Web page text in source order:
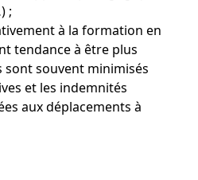
;
à la formation en
tendance à être plus
sont souvent minimisés
et les indemnités
aux déplacements à